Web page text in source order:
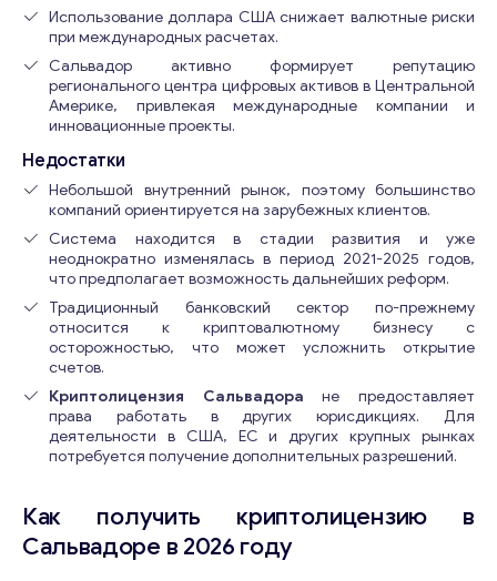
Консультация
Отправьте нам запрос, и мы свяжемся с вами в
и
Email*
Ваши комментарии
Использование доллара США снижает валютные риски
при международных расчетах.
Сальвадор активно формирует репутацию
регионального центра цифровых активов в Центральной
Америке, привлекая международные компании и
инновационные проекты.
Недостатки
Небольшой внутренний рынок, поэтому большинство
компаний ориентируется на зарубежных клиентов.
Система находится в стадии развития и уже
неоднократно изменялась в период 2021-2025 годов,
что предполагает возможность дальнейших реформ.
Традиционный банковский сектор по-прежнему
относится к криптовалютному бизнесу с
осторожностью, что может усложнить открытие
счетов.
Криптолицензия Сальвадора не предоставляет
права работать в других юрисдикциях. Для
деятельности в США, ЕС и других крупных рынках
потребуется получение дополнительных разрешений.
Как получить криптолицензию в
Сальвадоре в 2026 году